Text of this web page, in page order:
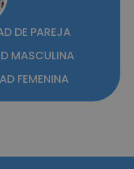
DE PAREJA
MASCULINA
FEMENINA